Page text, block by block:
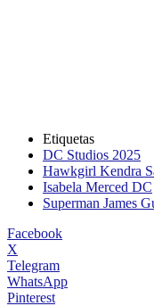
Etiquetas
DC Studios 2025
Hawkgirl Kendra
Isabela Merced DC
Superman James
Facebook
X
Telegram
WhatsApp
Pinterest